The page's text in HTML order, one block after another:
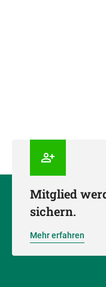
Mitglied
sichern.
Mehr erfahren